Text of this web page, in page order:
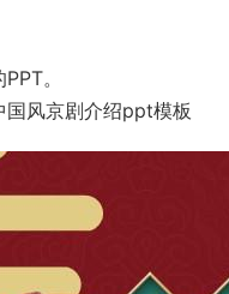
。
国风京剧介绍ppt模板